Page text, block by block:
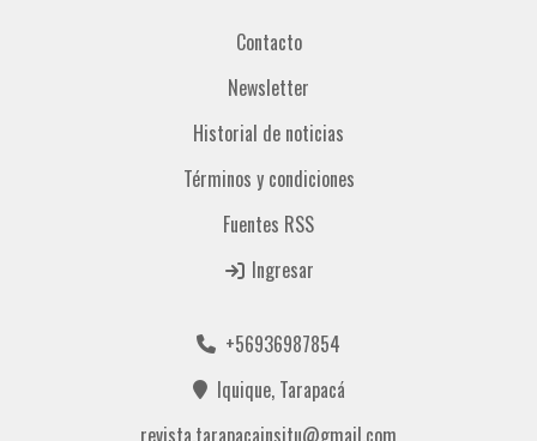
Contacto
Newsletter
Historial de noticias
Términos y condiciones
Fuentes RSS
Ingresar
+56936987854
Iquique, Tarapacá
revista.tarapacainsitu@gmail.com